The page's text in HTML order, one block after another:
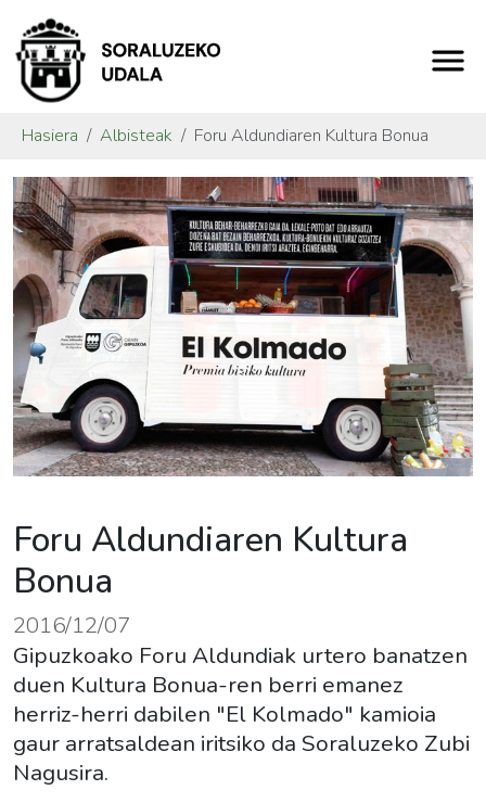
Hasiera Albisteak Foru Aldundiaren Kultura Bonua
Foru Aldundiaren Kultura
Bonua
2016/12/07
Gipuzkoako Foru Aldundiak urtero banatzen
duen Kultura Bonua-ren berri emanez
herriz-herri dabilen "El Kolmado" kamioia
gaur arratsaldean iritsiko da Soraluzeko Zubi
Nagusira.